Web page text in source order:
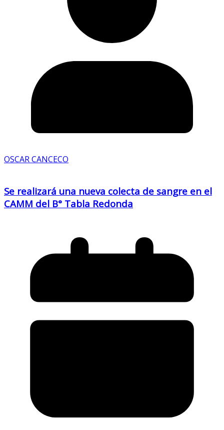
OSCAR CANCECO
Se realizará una nueva colecta de sangre en el
CAMM del B° Tabla Redonda